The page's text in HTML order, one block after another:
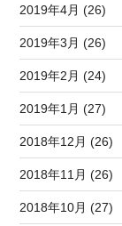
2019年4月 (26)
2019年3月 (26)
2019年2月 (24)
2019年1月 (27)
2018年12月 (26)
2018年11月 (26)
2018年10月 (27)